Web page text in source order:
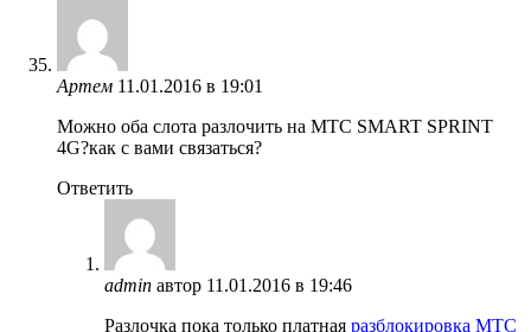
Артем 11.01.2016 в 19:01
Можно оба слота разлочить на МТС SMART SPRINT
4G?как с вами связаться?
Ответить
admin автор 11.01.2016 в 19:46
Разлочка пока только платная разблокировка МТС